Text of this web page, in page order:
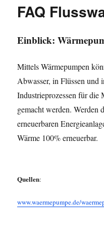
FAQ
Einblick:
Mittels Wärmepumpen
Abwasser, in Flüssen und
Industrieprozessen für die
gemacht werden. Werden
erneuerbaren
Wärme 100% erneuerbar.
Quellen:
www.waermepumpe.de/